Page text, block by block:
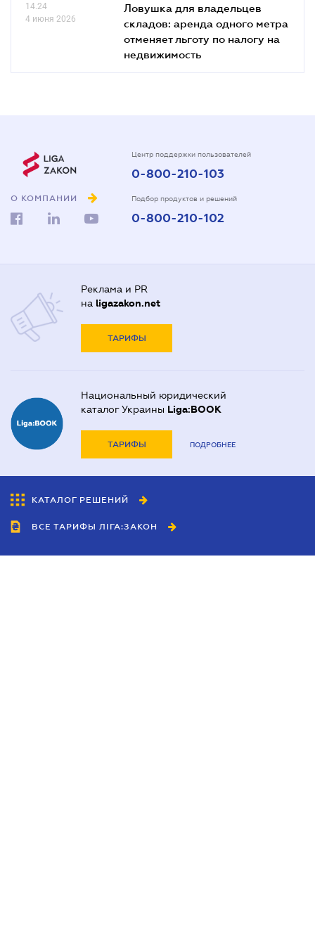
14.24
4 июня 2026
Ловушка для владельцев
складов: аренда одного метра
отменяет льготу по налогу на
недвижимость
О КОМПАНИИ
Центр поддержки пользователей
0-800-210-103
Подбор продуктов и решений
0-800-210-102
Реклама и PR
на ligazakon.net
ТАРИФЫ
Национальный юридический
каталог Украины Liga:BOOK
ТАРИФЫ ПОДРОБНЕЕ
КАТАЛОГ РЕШЕНИЙ
ВСЕ ТАРИФЫ ЛІГА:ЗАКОН